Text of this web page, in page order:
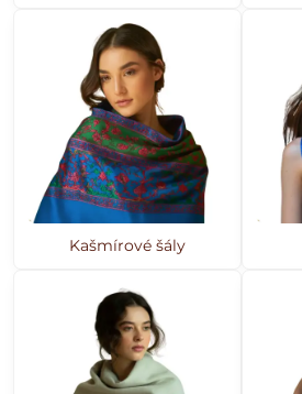
Kašmírové šály